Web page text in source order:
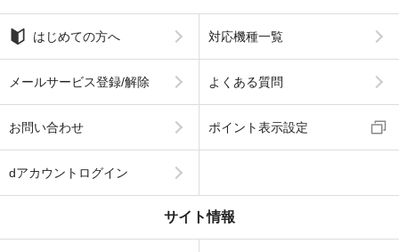
はじめての方へ 対応機種一覧
メールサービス登録/解除 よくある質問
お問い合わせ ポイント表示設定
dアカウントログイン
サイト情報